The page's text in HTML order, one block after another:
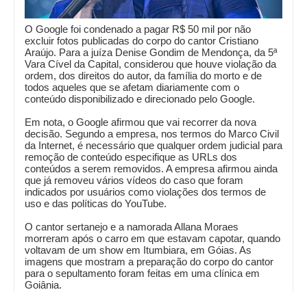
O Google foi condenado a pagar R$ 50 mil por não
excluir fotos publicadas do corpo do cantor Cristiano
Araújo. Para a juíza Denise Gondim de Mendonça, da 5ª
Vara Cível da Capital, considerou que houve violação da
ordem, dos direitos do autor, da família do morto e de
todos aqueles que se afetam diariamente com o
conteúdo disponibilizado e direcionado pelo Google.
Em nota, o Google afirmou que vai recorrer da nova
decisão. Segundo a empresa, nos termos do Marco Civil
da Internet, é necessário que qualquer ordem judicial para
remoção de conteúdo especifique as URLs dos
conteúdos a serem removidos. A empresa afirmou ainda
que já removeu vários vídeos do caso que foram
indicados por usuários como violações dos termos de
uso e das políticas do YouTube.
O cantor sertanejo e a namorada Allana Moraes
morreram após o carro em que estavam capotar, quando
voltavam de um show em Itumbiara, em Góias. As
imagens que mostram a preparação do corpo do cantor
para o sepultamento foram feitas em uma clínica em
Goiânia.